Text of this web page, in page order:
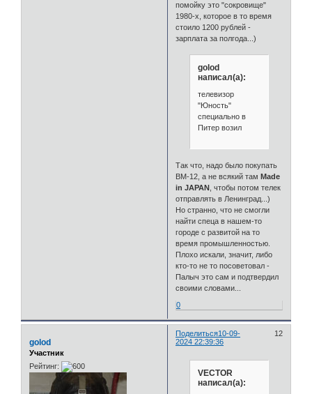
помойку это "сокровище"
1980-х, которое в то время
стоило 1200 рублей -
зарплата за полгода...)
golod
написал(а):
телевизор
"Юность"
специально в
Питер возил
Так что, надо было покупать
ВМ-12, а не всякий тамMade
in JAPAN , чтобы потом телек
отправлять в Ленинград...)
Но странно, что не смогли
найти спеца в нашем-то
городе с развитой на то
время промышленностью.
Плохо искали, значит, либо
кто-то не то посоветовал -
Палыч это сам и подтвердил
своими словами...
0
Поделиться 12
10-09-
2024 22:39:36
golod
Участник
Рейтинг:
VECTOR
написал(а):